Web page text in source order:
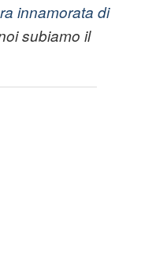
innamorata di
subiamo il